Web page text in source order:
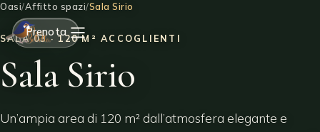
Prenota
Home
Oasi/Affitto spazi/Sala Sirio
SALA 03 · 120 M² ACCOGLIENTI
Sala Sirio
Un’ampia area di 120 m² dall’atmosfera elegante e